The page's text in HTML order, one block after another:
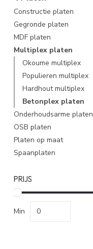
Constructie platen
Gegronde platen
MDF platen
Multiplex platen
Okoume multiplex
Populieren multiplex
Hardhout multiplex
Betonplex platen
Onderhoudsarme platen
OSB platen
Platen op maat
Spaanplaten
PRIJS
Min